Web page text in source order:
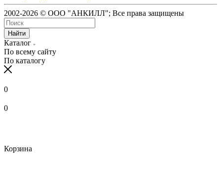
2002-2026 © ООО "АНКИЛЛ"; Все права защищены
Найти
Каталог
По всему сайту
По каталогу
0
0
Корзина